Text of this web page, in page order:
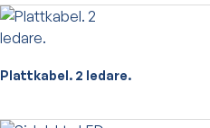
Plattkabel. 2 ledare.